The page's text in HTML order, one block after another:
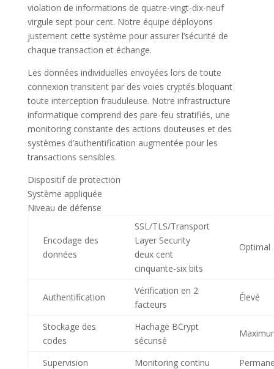
violation de informations de quatre-vingt-dix-neuf
virgule sept pour cent. Notre équipe déployons
justement cette système pour assurer l’sécurité de
chaque transaction et échange.
Les données individuelles envoyées lors de toute
connexion transitent par des voies cryptés bloquant
toute interception frauduleuse. Notre infrastructure
informatique comprend des pare-feu stratifiés, une
monitoring constante des actions douteuses et des
systèmes d’authentification augmentée pour les
transactions sensibles.
Dispositif de protection
Système appliquée
Niveau de défense
Encodage des
données
SSL/TLS/Transport
Layer Security
deux cent
cinquante-six bits
Optimal
Authentification
Vérification en 2
facteurs
Élevé
Stockage des
codes
Hachage BCrypt
sécurisé
Supervision Monitoring continu